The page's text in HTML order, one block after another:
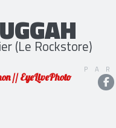
(Le Rockstore)
// EyeLivePhoto